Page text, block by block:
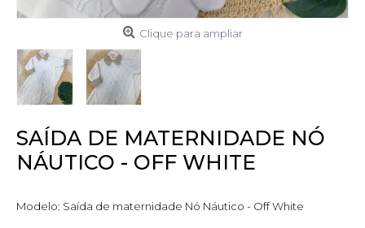
Clique para ampliar
SAÍDA DE MATERNIDADE NÓ
NÁUTICO - OFF WHITE
Modelo: Saída de maternidade Nó Náutico - Off White